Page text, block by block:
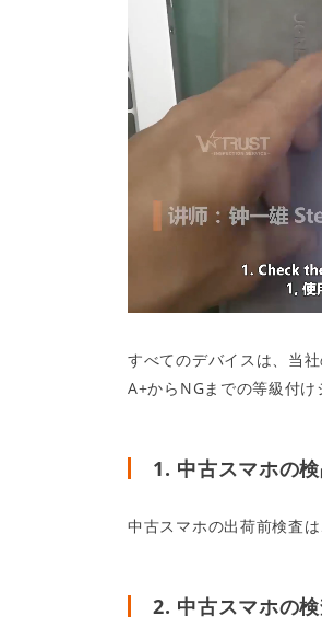
すべてのデバイスは、当
A+からNGまでの等級付け
1. 中古スマホの
中古スマホの出荷前検査
2. 中古スマホの